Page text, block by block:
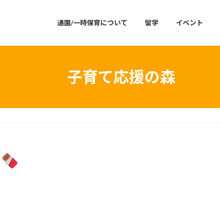
通園/一時保育について 留学 イベント
子育て応援の森